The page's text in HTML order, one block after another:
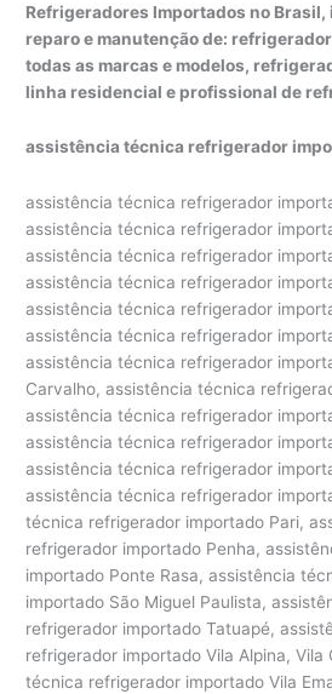
Refrigeradores Importados no
reparo e manutenção de:
todas as marcas e modelos,
linha residencial e profissional de
assistência técnica refrigerador
assistência técnica refrigerador
assistência técnica refrigerador
assistência técnica refrigerador
assistência técnica refrigerador
assistência técnica refrigerador
assistência técnica refrigerador
assistência técnica refrigerador
Carvalho, assistência técnica
assistência técnica refrigerador
assistência técnica refrigerador
assistência técnica refrigerador
assistência técnica refrigerador
técnica refrigerador importado Pari,
refrigerador importado Penha,
importado Ponte Rasa, assistência
importado São Miguel Paulista,
refrigerador importado Tatuapé,
refrigerador importado Vila Alpina, Vila
técnica refrigerador importado Vila